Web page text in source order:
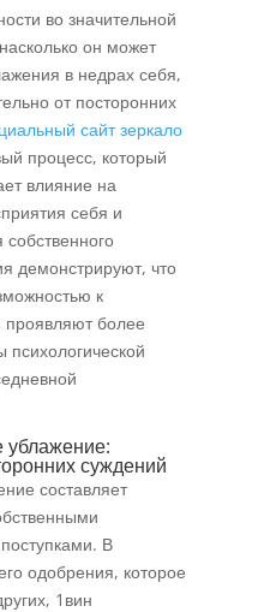
во значительной
он может
в недрах себя,
от посторонних
сайт зеркало
процесс, который
влияние на
себя и
демонстрируют, что
к
более
психологической
ублажение:
суждений
составляет
В
одобрения, которое
1вин